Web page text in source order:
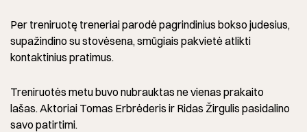
Per treniruotę treneriai parodė pagrindinius bokso judesius,
supažindino su stovėsena, smūgiais pakvietė atlikti
kontaktinius pratimus.
Treniruotės metu buvo nubrauktas ne vienas prakaito
lašas. Aktoriai Tomas Erbrėderis ir Ridas Žirgulis pasidalino
savo patirtimi.